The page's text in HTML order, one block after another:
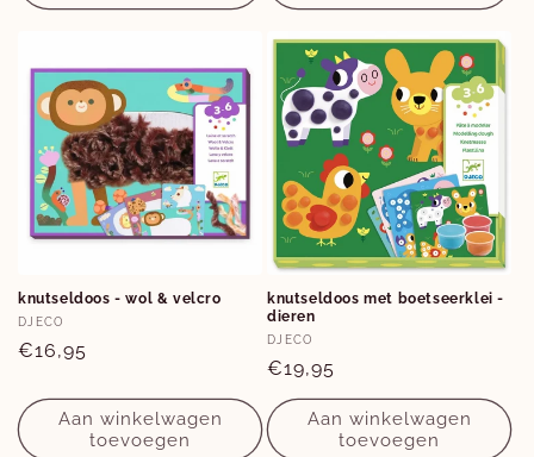
knutseldoos - wol & velcro
Verkoper:
DJECO
Normale
€16,95
Aan winkelwagen
toevoegen
knutseldoos met boetseerklei -
dieren
Verkoper:
DJECO
Normale
prijs
€19,95
Aan winkelwagen
toevoegen